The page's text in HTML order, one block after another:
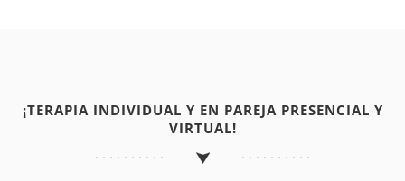
¡TERAPIA INDIVIDUAL Y EN PAREJA PRESENCIAL Y
VIRTUAL!